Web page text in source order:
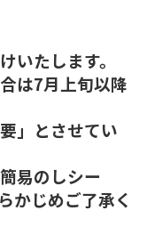
たします。
は7月上旬以降
」とさせてい
易のしシー
かじめご了承く